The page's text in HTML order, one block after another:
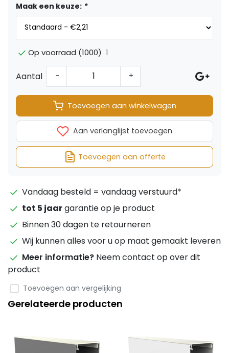
Maak een keuze: *
Op voorraad (1000) 1
Aantal - +
Toevoegen aan winkelwagen
Aan verlanglijst toevoegen
Toevoegen aan offerte
Vandaag besteld = vandaag verstuurd*
tot 5 jaargarantie op je product
Binnen 30 dagen te retourneren
Wij kunnen alles voor u op maat gemaakt leveren
Meer informatie? Neem contact op over dit
product
Toevoegen aan vergelijking
Gerelateerde producten